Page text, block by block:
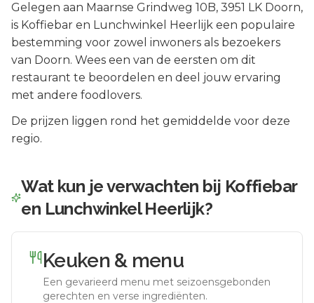
Gelegen aan Maarnse Grindweg 10B, 3951 LK Doorn,
is Koffiebar en Lunchwinkel Heerlijk een populaire
bestemming voor zowel inwoners als bezoekers
van Doorn. Wees een van de eersten om dit
restaurant te beoordelen en deel jouw ervaring
met andere foodlovers.
De prijzen liggen rond het gemiddelde voor deze
regio.
Wat kun je verwachten bij Koffiebar
en Lunchwinkel Heerlijk?
Keuken & menu
Een gevarieerd menu met seizoensgebonden
gerechten en verse ingrediënten.